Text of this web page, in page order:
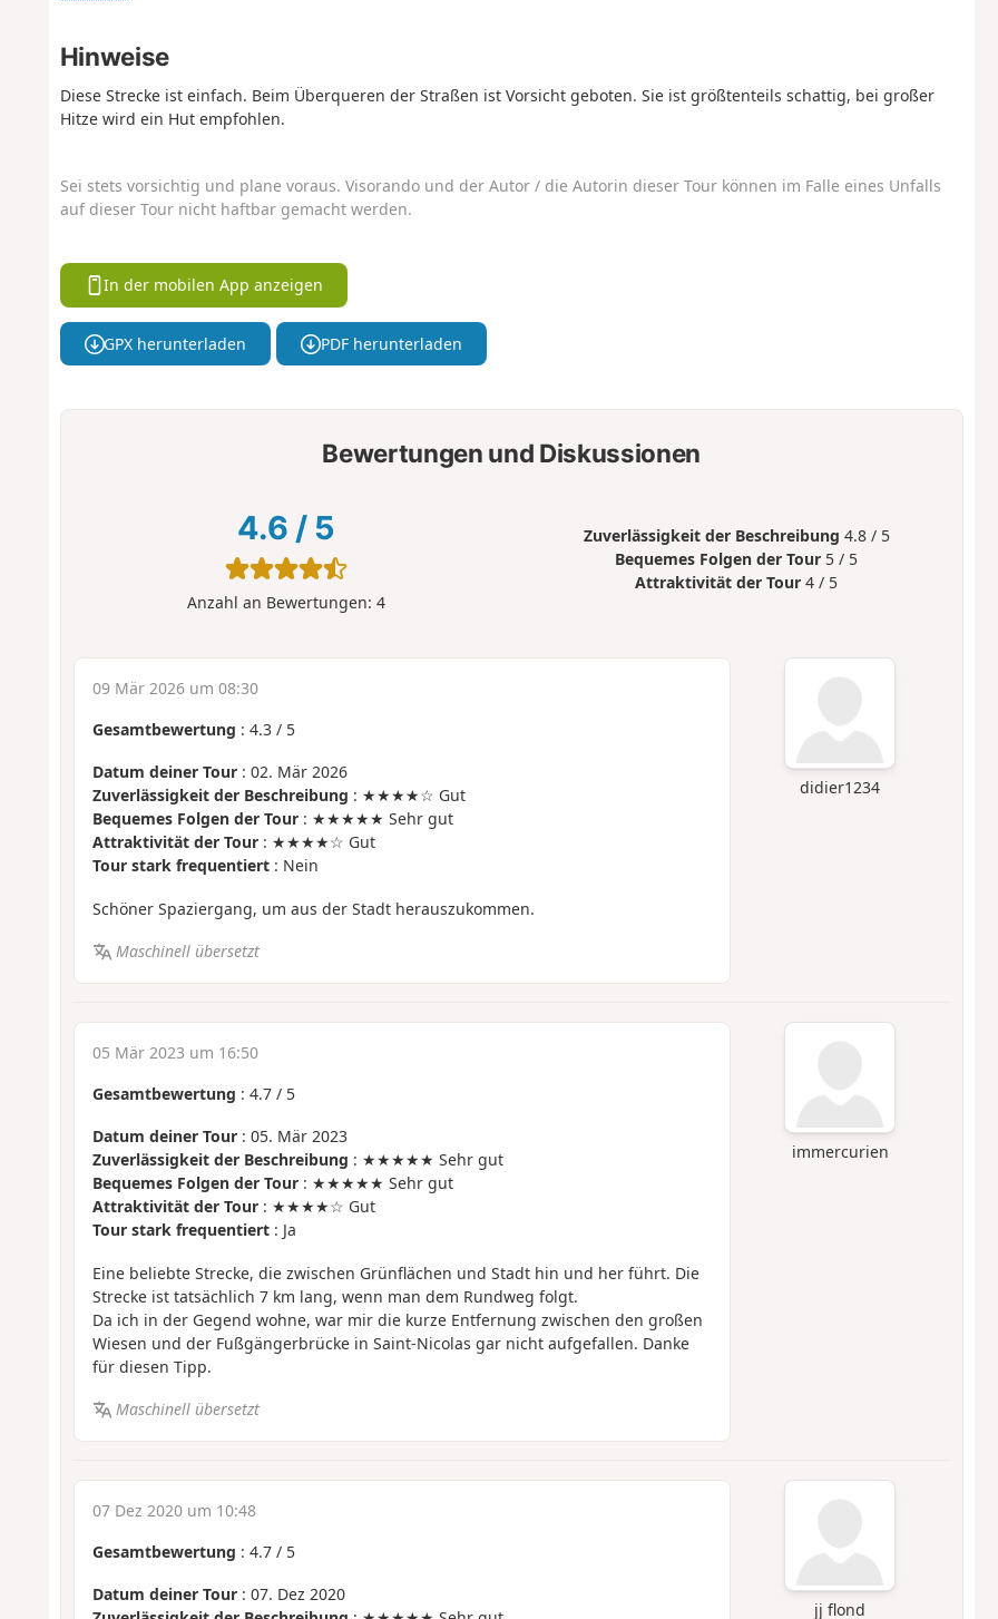
Hinweise
Diese Strecke ist einfach. Beim Überqueren der Straßen ist Vorsicht geboten. Sie ist größtenteils schattig, bei großer
Hitze wird ein Hut empfohlen.
Sei stets vorsichtig und plane voraus. Visorando und der Autor / die Autorin dieser Tour können im Falle eines Unfalls
auf dieser Tour nicht haftbar gemacht werden.
In der mobilen App anzeigen
GPX herunterladen PDF herunterladen
Bewertungen und Diskussionen
4.6 / 5
Anzahl an Bewertungen: 4
Zuverlässigkeit der Beschreibung 4.8 / 5
Bequemes Folgen der Tour 5 / 5
Attraktivität der Tour 4 / 5
didier1234
09 Mär 2026 um 08:30
Gesamtbewertung : 4.3/ 5
Datum deiner Tour: 02. Mär 2026
Zuverlässigkeit der Beschreibung : ★★★★☆ Gut
Bequemes Folgen der Tour: ★★★★★ Sehr gut
Attraktivität der Tour: ★★★★☆ Gut
Tour stark frequentiert: Nein
Schöner Spaziergang, um aus der Stadt herauszukommen.
Maschinell übersetzt
immercurien
05 Mär 2023 um 16:50
Gesamtbewertung : 4.7/ 5
Datum deiner Tour: 05. Mär 2023
Zuverlässigkeit der Beschreibung : ★★★★★ Sehr gut
Bequemes Folgen der Tour: ★★★★★ Sehr gut
Attraktivität der Tour: ★★★★☆ Gut
Tour stark frequentiert: Ja
Eine beliebte Strecke, die zwischen Grünflächen und Stadt hin und her führt. Die
Strecke ist tatsächlich 7 km lang, wenn man dem Rundweg folgt.
Da ich in der Gegend wohne, war mir die kurze Entfernung zwischen den großen
Wiesen und der Fußgängerbrücke in Saint-Nicolas gar nicht aufgefallen. Danke
für diesen Tipp.
Maschinell übersetzt
jj flond
07 Dez 2020 um 10:48
Gesamtbewertung : 4.7/ 5
Datum deiner Tour: 07. Dez 2020